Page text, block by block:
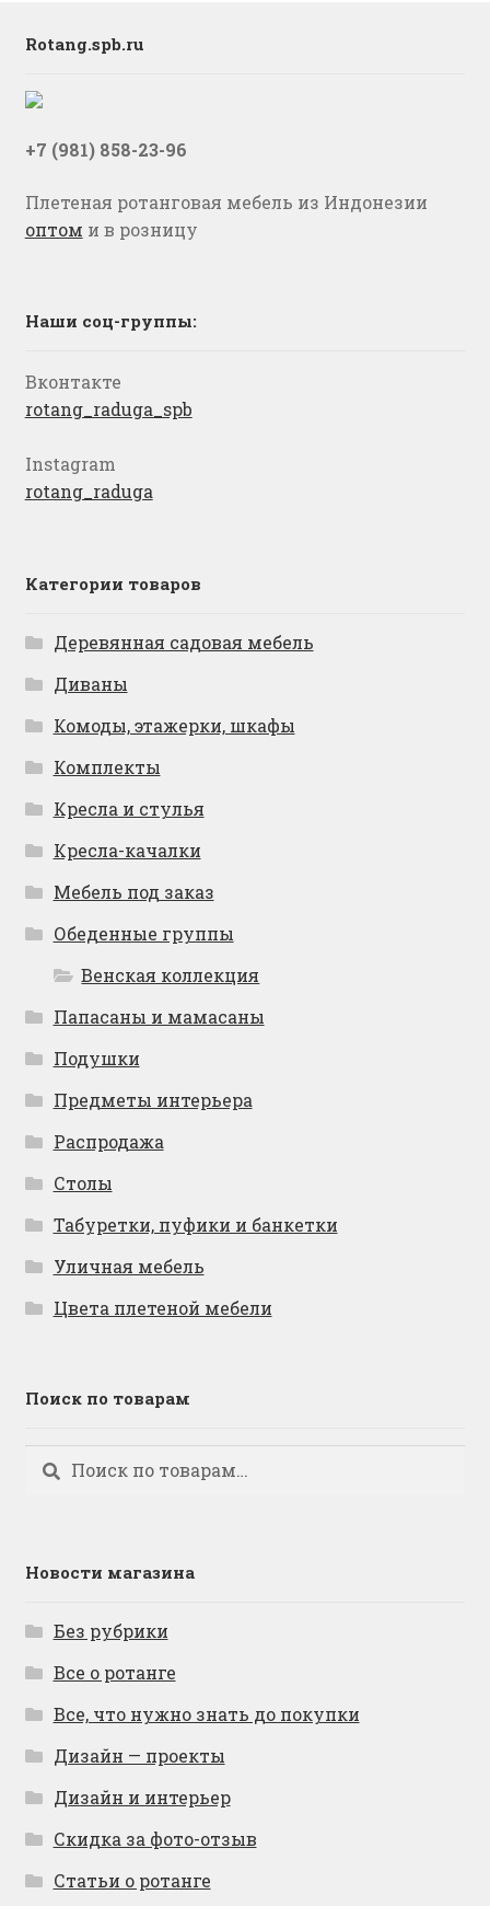
Rotang.spb.ru
+7 (981) 858-23-96
Плетеная ротанговая мебель из Индонезии
оптом и в розницу
Наши соц-группы:
Вконтакте
rotang_raduga_spb
Instagram
rotang_raduga
Категории товаров
Деревянная садовая мебель
Диваны
Комоды, этажерки, шкафы
Комплекты
Кресла и стулья
Кресла-качалки
Мебель под заказ
Обеденные группы
Венская коллекция
Папасаны и мамасаны
Подушки
Предметы интерьера
Распродажа
Столы
Табуретки, пуфики и банкетки
Уличная мебель
Цвета плетеной мебели
Поиск по товарам
Искать:
Поиск
Новости магазина
Без рубрики
Все о ротанге
Все, что нужно знать до покупки
Дизайн — проекты
Дизайн и интерьер
Скидка за фото-отзыв
Статьи о ротанге